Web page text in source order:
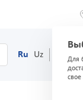
Для
Ru Uz (71)